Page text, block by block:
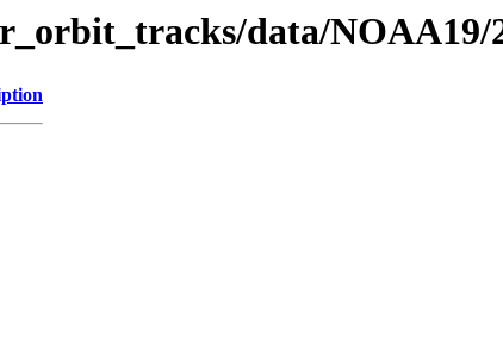
data/NOAA19/